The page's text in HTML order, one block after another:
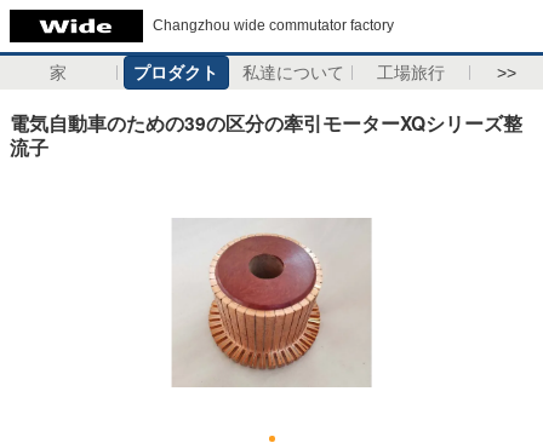
Changzhou wide commutator factory
家 プロダクト 私達について 工場旅行 >>
電気自動車のための39の区分の牽引モーターXQシリーズ整
流子